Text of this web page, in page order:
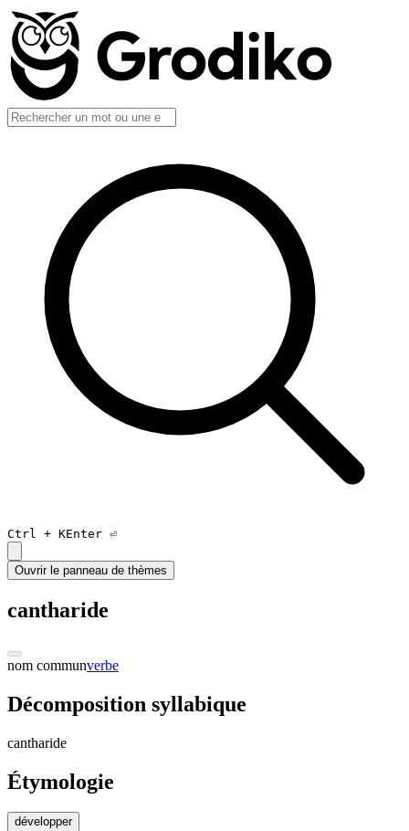
Ctrl + KEnter ⏎
Ouvrir le panneau de thèmes
cantharide
nom communverbe
Décomposition syllabique
cantharide
Étymologie
développer